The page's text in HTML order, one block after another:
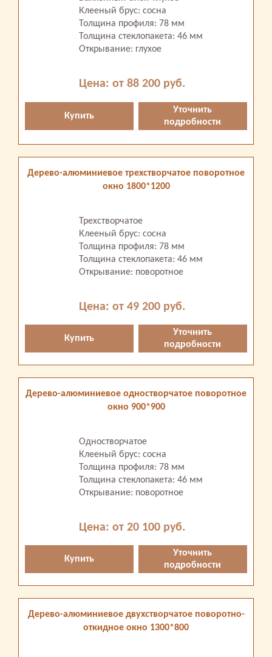
Клееный брус: сосна
Толщина профиля: 78 мм
Толщина стеклопакета: 46 мм
Открывание: глухое
Цена: от 88 200 руб.
Купить
Уточнить
подробности
Дерево-алюминиевое трехстворчатое поворотное
окно 1800*1200
Трехстворчатое
Клееный брус: сосна
Толщина профиля: 78 мм
Толщина стеклопакета: 46 мм
Открывание: поворотное
Цена: от 49 200 руб.
Купить
Уточнить
подробности
Дерево-алюминиевое одностворчатое поворотное
окно 900*900
Одностворчатое
Клееный брус: сосна
Толщина профиля: 78 мм
Толщина стеклопакета: 46 мм
Открывание: поворотное
Цена: от 20 100 руб.
Купить
Уточнить
подробности
Дерево-алюминиевое двухстворчатое поворотно-
откидное окно 1300*800